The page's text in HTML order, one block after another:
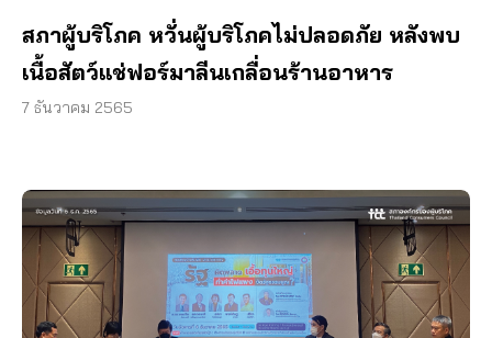
สภาผู้บริโภค หวั่นผู้บริโภคไม่ปลอดภัย หลังพบ
เนื้อสัตว์แช่ฟอร์มาลีนเกลื่อนร้านอาหาร
7 ธันวาคม 2565